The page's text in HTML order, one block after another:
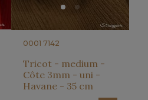
0001 7142
Tricot - medium -
Côte 3mm - uni -
Havane - 35 cm